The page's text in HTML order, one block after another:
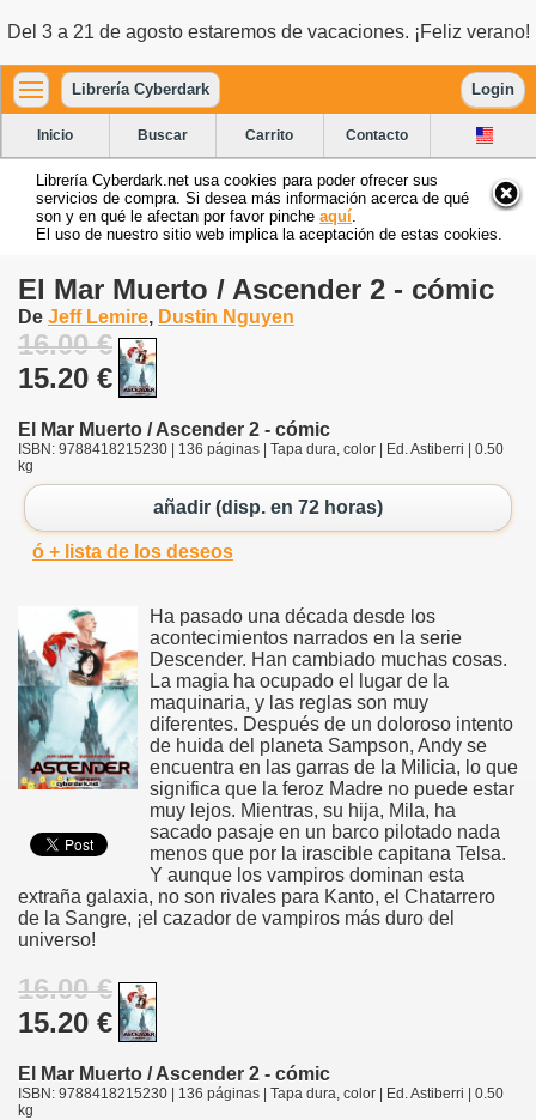
Del 3 a 21 de agosto estaremos de vacaciones. ¡Feliz verano!
Librería Cyberdark Login
Inicio Buscar Carrito Contacto
Librería Cyberdark.net usa cookies para poder ofrecer sus
servicios de compra. Si desea más información acerca de qué
son y en qué le afectan por favor pinche aquí
El uso de nuestro sitio web implica la aceptación de estas cookies.
El Mar Muerto / Ascender 2 - cómic
De Jeff Lemire, Dustin Nguyen
16.00 €
15.20 €
El Mar Muerto / Ascender 2 - cómic
ISBN: 9788418215230 | 136 páginas | Tapa dura, color | Ed. Astiberri | 0.50
kg
añadir (disp. en 72 horas)
ó + lista de los deseos
Ha pasado una década desde los
acontecimientos narrados en la serie
Descender. Han cambiado muchas cosas.
La magia ha ocupado el lugar de la
maquinaria, y las reglas son muy
diferentes. Después de un doloroso intento
de huida del planeta Sampson, Andy se
encuentra en las garras de la Milicia, lo que
significa que la feroz Madre no puede estar
muy lejos. Mientras, su hija, Mila, ha
sacado pasaje en un barco pilotado nada
menos que por la irascible capitana Telsa.
Y aunque los vampiros dominan esta
extraña galaxia, no son rivales para Kanto, el Chatarrero
de la Sangre, ¡el cazador de vampiros más duro del
universo!
16.00 €
15.20 €
El Mar Muerto / Ascender 2 - cómic
ISBN: 9788418215230 | 136 páginas | Tapa dura, color | Ed. Astiberri | 0.50
kg